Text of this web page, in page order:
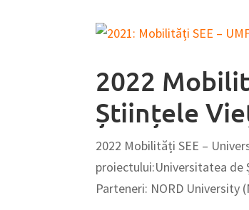
2022
Științele
2022 Mobilități SEE –
proiectului:Universitatea de
Parteneri: NORD University